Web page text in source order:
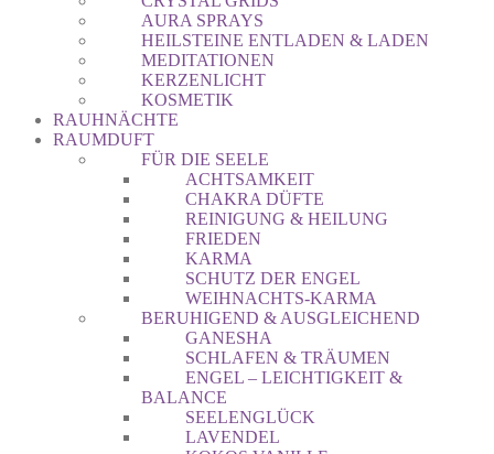
AURA SPRAYS
HEILSTEINE ENTLADEN & LADEN
MEDITATIONEN
KERZENLICHT
KOSMETIK
RAUHNÄCHTE
RAUMDUFT
FÜR DIE SEELE
ACHTSAMKEIT
CHAKRA DÜFTE
REINIGUNG & HEILUNG
FRIEDEN
KARMA
SCHUTZ DER ENGEL
WEIHNACHTS-KARMA
BERUHIGEND & AUSGLEICHEND
GANESHA
SCHLAFEN & TRÄUMEN
ENGEL – LEICHTIGKEIT &
BALANCE
SEELENGLÜCK
LAVENDEL